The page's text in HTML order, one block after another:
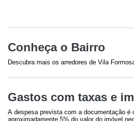
Conheça o Bairro
Descubra mais os arredores de Vila
Shopping Anália Franco(997m)
Educação
Gastos com taxas e
A despesa prevista com a documentação é
aproximadamente 5% do valor do imóvel